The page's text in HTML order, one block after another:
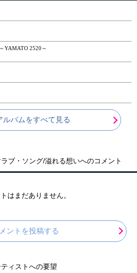
YAMATO 2520～
ルバムをすべて見る
ブ・ソング/溢れる想いへのコメント
はまだありません。
ントを投稿する
ィストへの要望